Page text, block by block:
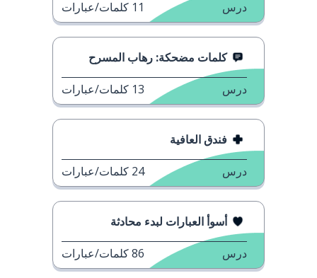
درس 11 كلمات/عبارات
كلمات مضحكة: رهاب المسرح
درس 13 كلمات/عبارات
فندق العافية
درس 24 كلمات/عبارات
أسوأ العبارات لبدء محادثة
درس 86كلمات/عبارات